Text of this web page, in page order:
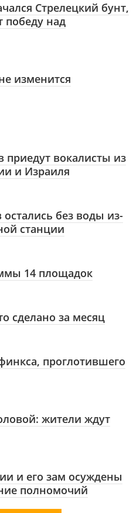
Стрелецкий бунт,
победу над
изменится
приедут вокалисты из
и Израиля
без воды из-
станции
14 площадок
сделано за месяц
проглотившего
жители ждут
и его зам осуждены
полномочий